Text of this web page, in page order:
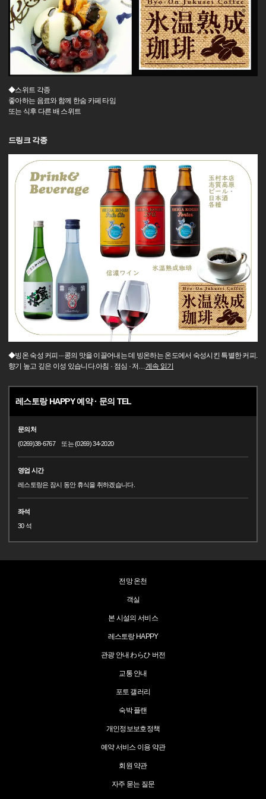
◆스위트 각종
좋아하는 음료와 함께 한숨 카페 타임
또는 식후 다른 배 스위트
드링크 각종
◆빙온 숙성 커피···콩의 맛을 이끌어내는 데 빙온하는 온도에서 숙성시킨 특별한 커피.
향기 높고 깊은 이성 있습니다.아침 · 점심 · 저…계속 읽기
레스토랑 HAPPY 예약 · 문의 TEL
문의처
(0269)38-6767 또는 (0269) 34-2020
영업 시간
레스토랑은 잠시 동안 휴식을 취하겠습니다.
좌석
30 석
전망 온천
객실
본 시설의 서비스
레스토랑 HAPPY
관광 안내 わらひ 버전
교통 안내
포토 갤러리
숙박 플랜
개인정보보호정책
예약 서비스 이용 약관
회원 약관
자주 묻는 질문